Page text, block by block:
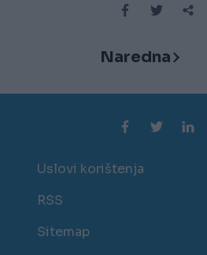
Naredna
Uslovi korištenja
RSS
Sitemap